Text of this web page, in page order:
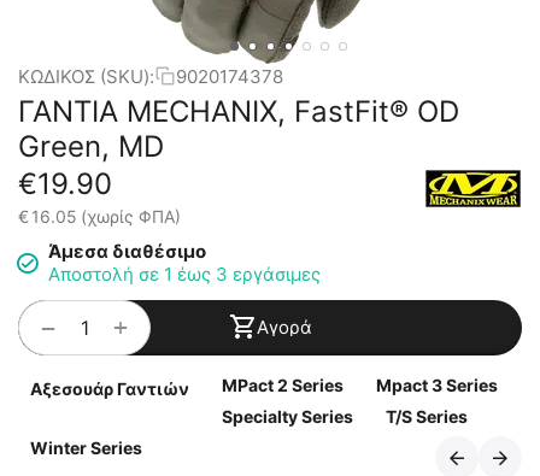
ΚΩΔΙΚΟΣ (SKU): 9020174378
ΓΑΝΤΙΑ MECHANIX, FastFit® OD
Green, MD
€19.90
€16.05 (χωρίς ΦΠΑ)
Άμεσα διαθέσιμο
Αποστολή σε 1 έως 3 εργάσιμες
+
− Αγορά
Αξεσουάρ Γαντιών MPact 2 Series
Mpact 3 Series
Specialty Series
T/S Series
Winter Series